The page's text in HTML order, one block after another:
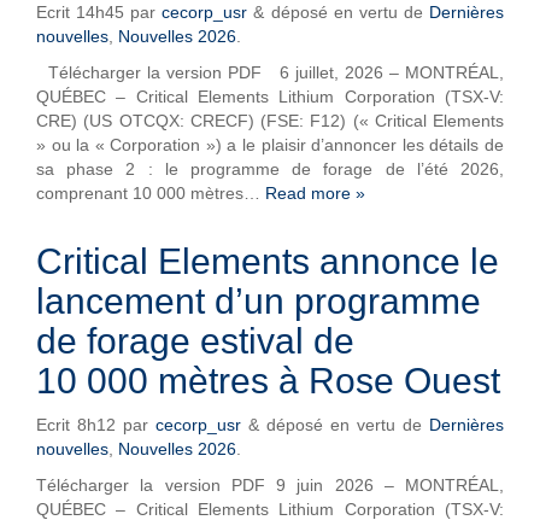
Ecrit 14h45 parcecorp_usr & déposé en vertu de Dernières
nouvelles Nouvelles 2026
Télécharger la version PDF 6 juillet, 2026 – MONTRÉAL,
QUÉBEC – Critical Elements Lithium Corporation (TSX-V:
CRE) (US OTCQX: CRECF) (FSE: F12) (« Critical Elements
» ou la « Corporation ») a le plaisir d’annoncer les détails de
sa phase 2 : le programme de forage de l’été 2026,
comprenant 10 000 mètres… Read more »
Critical Elements annonce le
lancement d’un programme
de forage estival de
10 000 mètres à Rose Ouest
Ecrit 8h12 par cecorp_usr & déposé en vertu de Dernières
nouvelles Nouvelles 2026
Télécharger la version PDF 9 juin 2026 – MONTRÉAL,
QUÉBEC – Critical Elements Lithium Corporation (TSX-V: